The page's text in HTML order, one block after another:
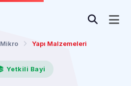
Mikro Yapı Malzemeleri
Yetkili Bayi